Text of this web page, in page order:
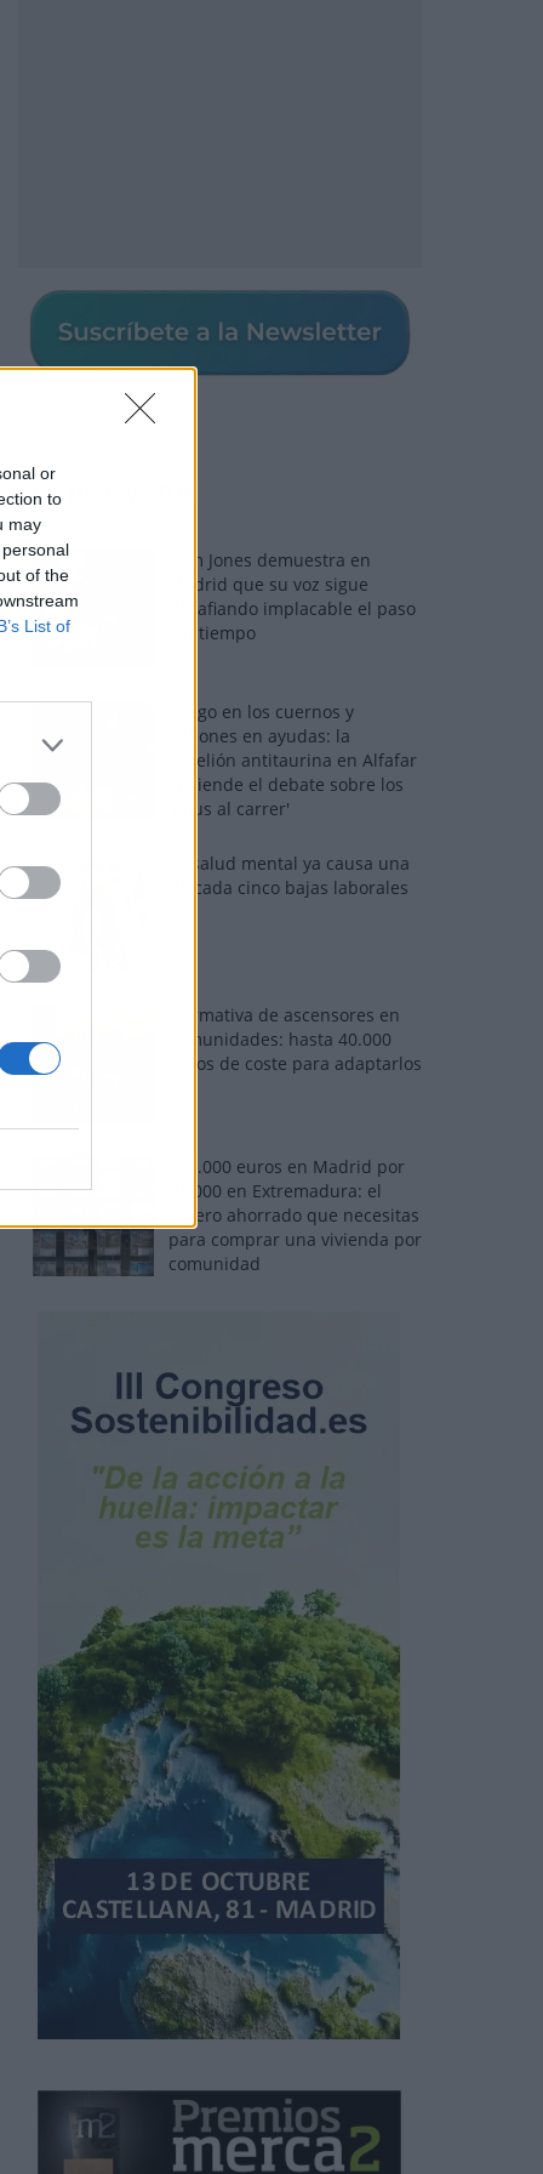
or
to
may
of the
List of
Los más vistos
Tom Jones demuestra en
Madrid que su voz sigue
desafiando implacable el paso
del tiempo
Fuego en los cuernos y
millones en ayudas: la
rebelión antitaurina en Alfafar
enciende el debate sobre los
'bous al carrer'
La salud mental ya causa una
de cada cinco bajas laborales
Normativa de ascensores en
comunidades: hasta 40.000
euros de coste para adaptarlos
110.000 euros en Madrid por
31.000 en Extremadura: el
dinero ahorrado que necesitas
para comprar una vivienda por
comunidad